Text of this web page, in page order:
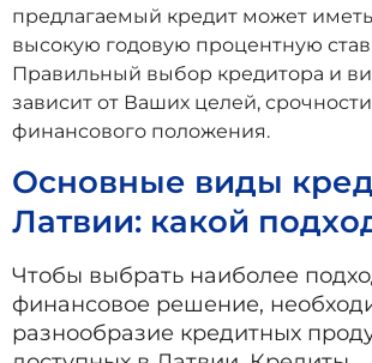
предлагаемый кредит может
высокую годовую процентную
Правильный выбор кредитора и
зависит от Ваших целей,
финансового положения.
Основные виды
Латвии: какой
Чтобы выбрать наиболее
финансовое решение,
разнообразие кредитных